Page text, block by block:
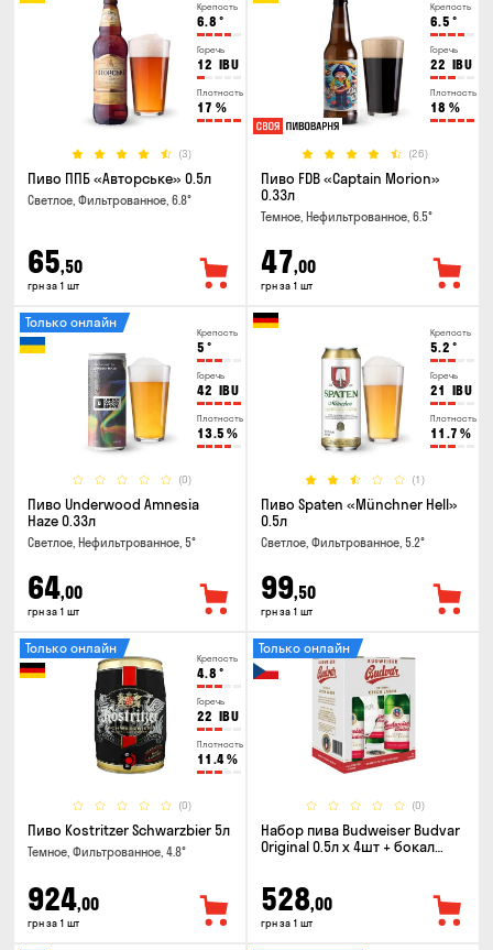
Крепость
6.8 °
Горечь
12 IBU
Плотность
17 %
(3)
Пиво ППБ «Авторське» 0.5л
Светлое, Фильтрованное, 6.8°
65,50
грн за 1 шт
Крепость
6.5 °
Горечь
22 IBU
Плотность
18 %
(26)
Пиво FDB «Captain Morion»
0.33л
Темное, Нефильтрованное, 6.5°
47,00
грн за 1 шт
Крепость
5 °
Горечь
42 IBU
Плотность
13.5 %
(0)
Только онлайн
Пиво Underwood Amnesia
Haze 0.33л
Светлое, Нефильтрованное, 5°
64,00
грн за 1 шт
Крепость
5.2 °
Горечь
21 IBU
Плотность
11.7 %
(1)
Пиво Spaten «Münchner Hell»
0.5л
Светлое, Фильтрованное, 5.2°
99,50
грн за 1 шт
Крепость
4.8 °
Горечь
22 IBU
Плотность
11.4%
(0)
Только онлайн
Пиво Kostritzer Schwarzbier 5л
Темное, Фильтрованное, 4.8°
924,00
грн за 1 шт
(0)
Только онлайн
Набор пива Budweiser Budvar
Original 0.5л х 4шт + бокал
528,00
грн за 1 шт